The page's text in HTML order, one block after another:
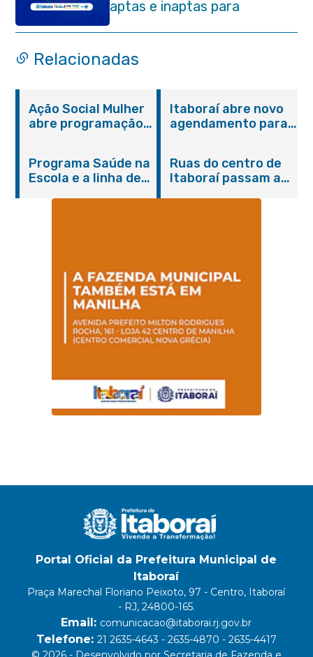
aptas e inaptas para
processo eleitoral do
quadriênio 2026-2030
Relacionadas
Ação Social Mulher
abre programação
serviços gratuitos e
orientações
Itaboraí abre novo
agendamento para
Programa Saúde na
Escola e a linha de
Magalhães Seabra
Ruas do centro de
Itaboraí passam a
Portal Oficial da Prefeitura Municipal de
Itaboraí
Praça Marechal Floriano Peixoto, 97 - Centro, Itaboraí
- RJ, 24800-165.
Email: comunicacao@itaborai.rj.gov.br
Telefone: 21 2635-4643 - 2635-4870 - 2635-4417